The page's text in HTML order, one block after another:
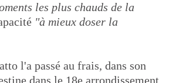
les plus chauds de la
"à mieux doser la
l'a passé au frais, dans son
dans le 18e arrondissement